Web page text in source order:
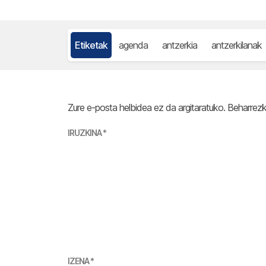
Etiketak agenda antzerkia antzerkilanak
Zure e-posta helbidea ez da argitaratuko.
IRUZKINA*
IZENA*